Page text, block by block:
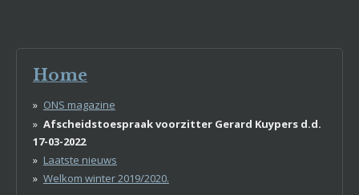
Home
ONS magazine
Afscheidstoespraak voorzitter Gerard Kuypers d.d.
17-03-2022
Laatste nieuws
Welkom winter 2019/2020.